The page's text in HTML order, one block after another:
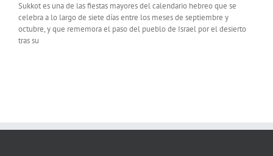
Sukkot es una de las fiestas mayores del calendario hebreo que se
celebra a lo largo de siete días entre los meses de septiembre y
octubre, y que rememora el paso del pueblo de Israel por el desierto
tras su